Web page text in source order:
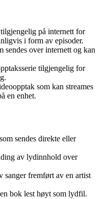
på internett for
i form av episoder.
sendes over internett og kan
tilgjengelig for
som kan streames
en enhet.
sendes direkte eller
av lydinnhold over
sanger fremført av en artist
bok lest høyt som lydfil.